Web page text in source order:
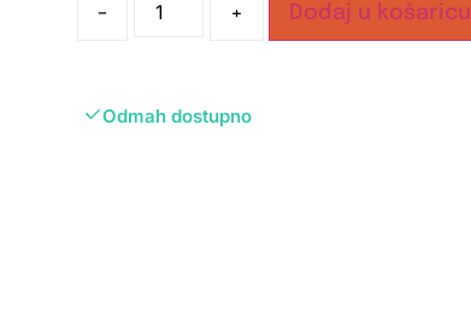
- + Dodaj u košaricu
Odmah dostupno